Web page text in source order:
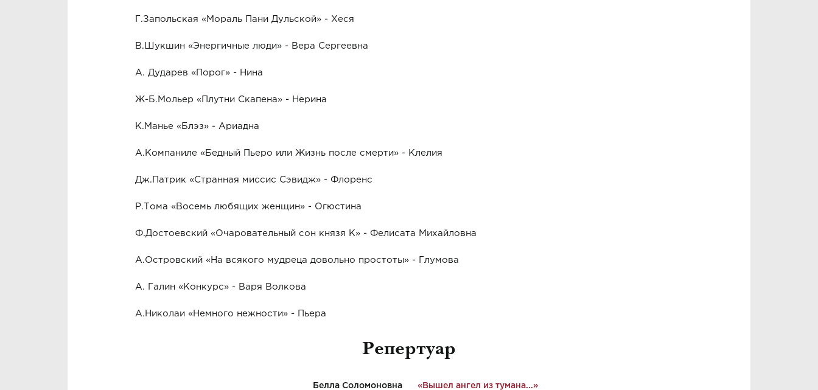
Г.Запольская «Мораль Пани Дульской» - Хеся
В.Шукшин «Энергичные люди» - Вера Сергеевна
А. Дударев «Порог» - Нина
Ж-Б.Мольер «Плутни Скапена» - Нерина
К.Манье «Блэз» - Ариадна
А.Компаниле «Бедный Пьеро или Жизнь после смерти» - Клелия
Дж.Патрик «Странная миссис Сэвидж» - Флоренс
Р.Тома «Восемь любящих женщин» - Огюстина
Ф.Достоевский «Очаровательный сон князя К» - Фелисата Михайловна
А.Островский «На всякого мудреца довольно простоты» - Глумова
А. Галин «Конкурс» - Варя Волкова
А.Николаи «Немного нежности» - Пьера
Репертуар
Белла Соломоновна «Вышел ангел из тумана...»